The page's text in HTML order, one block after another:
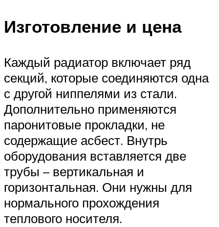
Изготовление и цена
Каждый радиатор включает ряд
секций, которые соединяются одна
с другой ниппелями из стали.
Дополнительно применяются
паронитовые прокладки, не
содержащие асбест. Внутрь
оборудования вставляется две
трубы – вертикальная и
горизонтальная. Они нужны для
нормального прохождения
теплового носителя.